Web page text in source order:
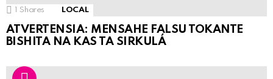
1 Shares LOCAL
ATVERTENSIA: MENSAHE FALSU TOKANTE
BISHITA NA KAS TA SIRKULÁ